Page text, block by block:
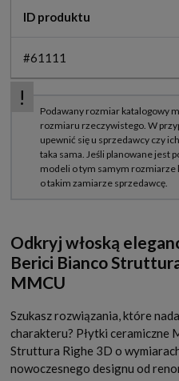
ID produktu
#61111
Odkryj włoską
Berici Bianco
MMCU
Szukasz rozwiązania, które
charakteru? Płytki ceramiczne
Struttura Righe 3D o
nowoczesnego designu od